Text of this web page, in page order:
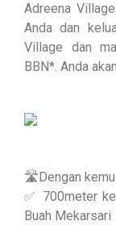
Adreena
Anda dan
Village dan
BBN*. Anda
🛣️Dengan
✅ 700meter
Buah Mekarsari